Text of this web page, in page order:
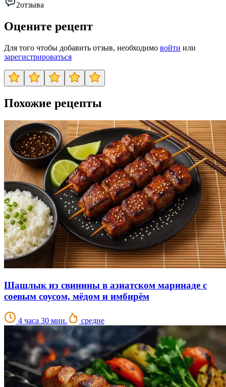
2отзыва
Оцените рецепт
Для того чтобы добавить отзыв, необходимо войти или
зарегистрироваться
Похожие рецепты
Шашлык из свинины в азиатском маринаде с
соевым соусом, мёдом и имбирём
4 часа 30 мин. средне